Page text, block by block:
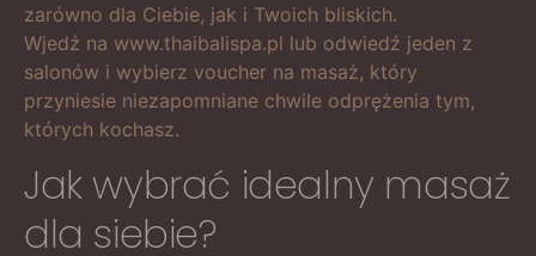
zarówno dla Ciebie, jak i Twoich bliskich.
Wjedź na www.thaibalispa.pl lub odwiedź jeden z
salonów i wybierz voucher na masaż, który
przyniesie niezapomniane chwile odprężenia tym,
których kochasz.
Jak wybrać idealny masaż
dla siebie?